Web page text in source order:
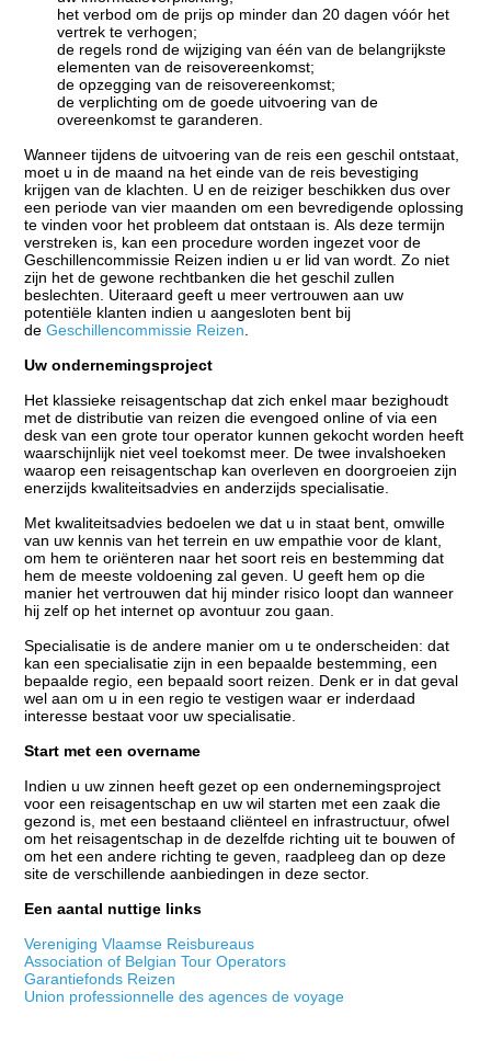
het verbod om de prijs op minder dan 20 dagen vóór het
vertrek te verhogen;
de regels rond de wijziging van één van de belangrijkste
elementen van de reisovereenkomst;
de opzegging van de reisovereenkomst;
de verplichting om de goede uitvoering van de
overeenkomst te garanderen.
Wanneer tijdens de uitvoering van de reis een geschil ontstaat,
moet u in de maand na het einde van de reis bevestiging
krijgen van de klachten. U en de reiziger beschikken dus over
een periode van vier maanden om een bevredigende oplossing
te vinden voor het probleem dat ontstaan is. Als deze termijn
verstreken is, kan een procedure worden ingezet voor de
Geschillencommissie Reizen indien u er lid van wordt. Zo niet
zijn het de gewone rechtbanken die het geschil zullen
beslechten. Uiteraard geeft u meer vertrouwen aan uw
potentiële klanten indien u aangesloten bent bij
deGeschillencommissie Reizen
Uw ondernemingsproject
Het klassieke reisagentschap dat zich enkel maar bezighoudt
met de distributie van reizen die evengoed online of via een
desk van een grote tour operator kunnen gekocht worden heeft
waarschijnlijk niet veel toekomst meer. De twee invalshoeken
waarop een reisagentschap kan overleven en doorgroeien zijn
enerzijds kwaliteitsadvies en anderzijds specialisatie.
Met kwaliteitsadvies bedoelen we dat u in staat bent, omwille
van uw kennis van het terrein en uw empathie voor de klant,
om hem te oriënteren naar het soort reis en bestemming dat
hem de meeste voldoening zal geven. U geeft hem op die
manier het vertrouwen dat hij minder risico loopt dan wanneer
hij zelf op het internet op avontuur zou gaan.
Specialisatie is de andere manier om u te onderscheiden: dat
kan een specialisatie zijn in een bepaalde bestemming, een
bepaalde regio, een bepaald soort reizen. Denk er in dat geval
wel aan om u in een regio te vestigen waar er inderdaad
interesse bestaat voor uw specialisatie.
Start met een overname
Indien u uw zinnen heeft gezet op een ondernemingsproject
voor een reisagentschap en uw wil starten met een zaak die
gezond is, met een bestaand cliënteel en infrastructuur, ofwel
om het reisagentschap in de dezelfde richting uit te bouwen of
om het een andere richting te geven, raadpleeg dan op deze
site de verschillende aanbiedingen in deze sector.
Een aantal nuttige links
Vereniging Vlaamse Reisbureaus
Association of Belgian Tour Operators
Garantiefonds Reizen
Union professionnelle des agences de voyage